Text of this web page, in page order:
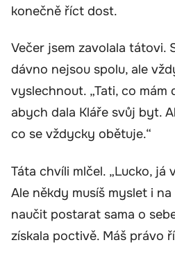
konečně říct dost.
Večer jsem zavolala tátovi.
dávno nejsou spolu, ale
vyslechnout. „Tati, co mám
abych dala Kláře svůj byt.
co se vždycky obětuje.“
Táta chvíli mlčel. „Lucko, já
Ale někdy musíš myslet i na
naučit postarat sama o
získala poctivě. Máš právo